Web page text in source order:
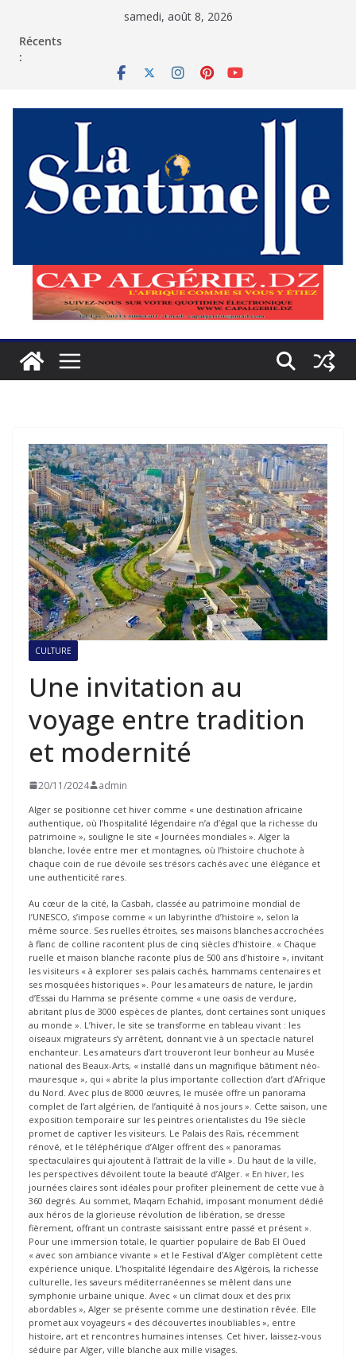
samedi, août 8, 2026
Récents
:
CULTURE
Une invitation au
voyage entre tradition
et modernité
20/11/2024 admin
Alger se positionne cet hiver comme « une destination africaine
authentique, où l’hospitalité légendaire n’a d’égal que la richesse du
patrimoine », souligne le site « Journées mondiales ». Alger la
blanche, lovée entre mer et montagnes, où l’histoire chuchote à
chaque coin de rue dévoile ses trésors cachés avec une élégance et
une authenticité rares.
Au cœur de la cité, la Casbah, classée au patrimoine mondial de
l’UNESCO, s’impose comme « un labyrinthe d’histoire », selon la
même source. Ses ruelles étroites, ses maisons blanches accrochées
à flanc de colline racontent plus de cinq siècles d’histoire. « Chaque
ruelle et maison blanche raconte plus de 500 ans d’histoire », invitant
les visiteurs « à explorer ses palais cachés, hammams centenaires et
ses mosquées historiques ». Pour les amateurs de nature, le jardin
d’Essai du Hamma se présente comme « une oasis de verdure,
abritant plus de 3000 espèces de plantes, dont certaines sont uniques
au monde ». L’hiver, le site se transforme en tableau vivant : les
oiseaux migrateurs s’y arrêtent, donnant vie à un spectacle naturel
enchanteur. Les amateurs d’art trouveront leur bonheur au Musée
national des Beaux-Arts, « installé dans un magnifique bâtiment néo-
mauresque », qui « abrite la plus importante collection d’art d’Afrique
du Nord. Avec plus de 8000 œuvres, le musée offre un panorama
complet de l’art algérien, de l’antiquité à nos jours ». Cette saison, une
exposition temporaire sur les peintres orientalistes du 19e siècle
promet de captiver les visiteurs. Le Palais des Raïs, récemment
rénové, et le téléphérique d’Alger offrent des « panoramas
spectaculaires qui ajoutent à l’attrait de la ville ». Du haut de la ville,
les perspectives dévoilent toute la beauté d’Alger. « En hiver, les
journées claires sont idéales pour profiter pleinement de cette vue à
360 degrés. Au sommet, Maqam Echahid, imposant monument dédié
aux héros de la glorieuse révolution de libération, se dresse
fièrement, offrant un contraste saisissant entre passé et présent ».
Pour une immersion totale, le quartier populaire de Bab El Oued
« avec son ambiance vivante » et le Festival d’Alger complètent cette
expérience unique. L’hospitalité légendaire des Algérois, la richesse
culturelle, les saveurs méditerranéennes se mêlent dans une
symphonie urbaine unique. Avec « un climat doux et des prix
abordables », Alger se présente comme une destination rêvée. Elle
promet aux voyageurs « des découvertes inoubliables », entre
histoire, art et rencontres humaines intenses. Cet hiver, laissez-vous
séduire par Alger, ville blanche aux mille visages.